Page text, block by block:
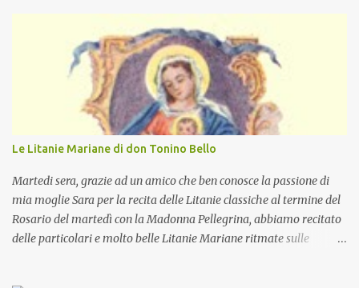
Le Litanie Mariane di don Tonino Bello
Martedi sera, grazie ad un amico che ben conosce la passione di
mia moglie Sara per la recita delle Litanie classiche al termine del
Rosario del martedì con la Madonna Pellegrina, abbiamo recitato
delle particolari e molto belle Litanie Mariane ritmate sulle